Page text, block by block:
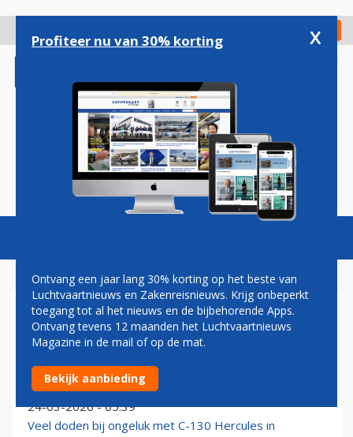
gaan
Check in
Magazine Podcasts Vacatures
C-130
Dodental door vliegtuigcrash Colombia loopt op naar
66
24-03-2026 - 05:39
Veel doden bij ongeluk met C-130 Hercules in
Profiteer nu van 30% korting x
Ontvang een jaar lang 30% korting op het beste van
Luchtvaartnieuws en Zakenreisnieuws. Krijg onbeperkt
toegang tot al het nieuws en de bijbehorende Apps.
Ontvang tevens 12 maanden het Luchtvaartnieuws
Magazine in de mail of op de mat.
Bekijk aanbieding